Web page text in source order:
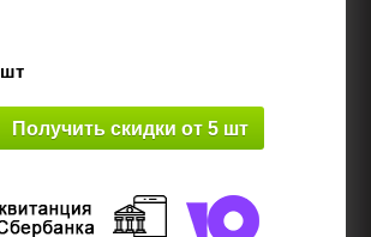
шт
Получить скидки от 5 шт